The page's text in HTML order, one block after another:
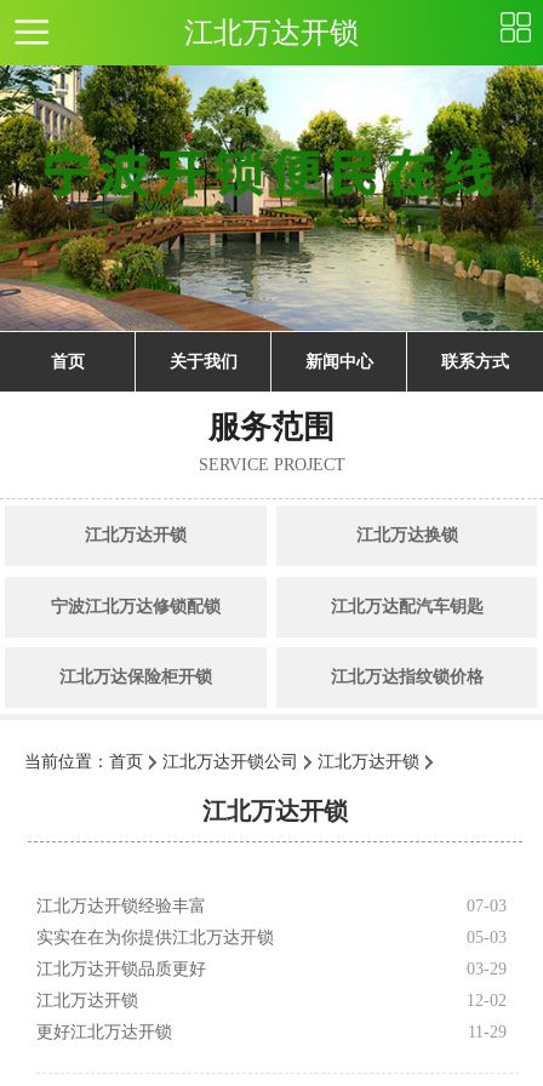
江北万达开锁
首页 关于我们 新闻中心 联系方式
服务范围
SERVICE PROJECT
江北万达开锁 江北万达换锁
宁波江北万达修锁配锁 江北万达配汽车钥匙
江北万达保险柜开锁 江北万达指纹锁价格
当前位置： 首页 江北万达开锁公司 江北万达开锁
江北万达开锁
07-03
江北万达开锁经验丰富
05-03
实实在在为你提供江北万达开锁
03-29
江北万达开锁品质更好
12-02
江北万达开锁
11-29
更好江北万达开锁